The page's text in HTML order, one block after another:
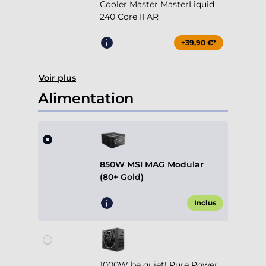
Cooler Master MasterLiquid
240 Core II AR
+39,90 €*
Voir plus
Alimentation
850W MSI MAG Modular
(80+ Gold)
Inclus